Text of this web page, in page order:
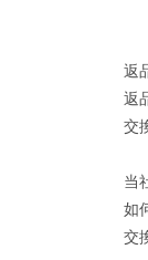
返
返
交
当
如
交